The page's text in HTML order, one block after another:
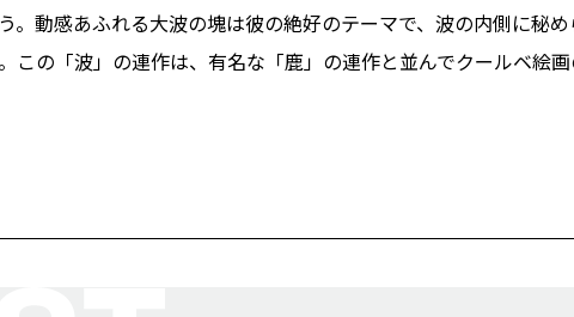
。動感あふれる大波の塊は彼の絶好のテーマで、波の内側に秘
の「波」の連作は、有名な「鹿」の連作と並んでクールベ絵画